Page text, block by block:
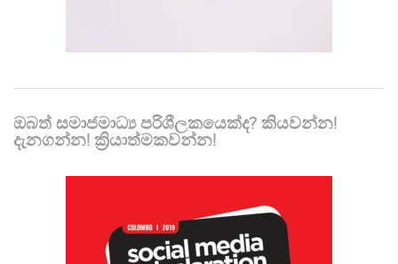
ඔබත් සමාජමාධ්‍ය පරිශීලකයෙක්ද? කියවන්න!
දැනගන්න! ක්‍රියාත්මකවන්න!